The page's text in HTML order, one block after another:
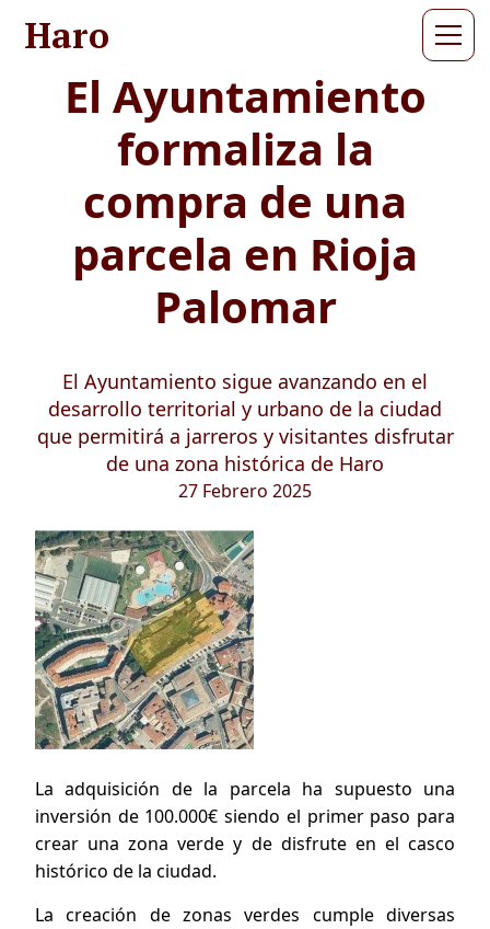
Haro
El Ayuntamiento
formaliza la
compra de una
parcela en Rioja
Palomar
El Ayuntamiento sigue avanzando en el
desarrollo territorial y urbano de la ciudad
que permitirá a jarreros y visitantes disfrutar
de una zona histórica de Haro
27 Febrero 2025
La adquisición de la parcela ha supuesto una
inversión de 100.000€ siendo el primer paso para
crear una zona verde y de disfrute en el casco
histórico de la ciudad.
La creación de zonas verdes cumple diversas